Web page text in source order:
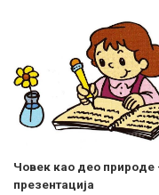
Човек као део природе
презентација